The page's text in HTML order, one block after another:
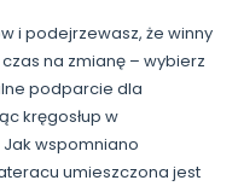
i podejrzewasz, że winny
na zmianę – wybierz
podparcie dla
kręgosłup w
Jak wspomniano
umieszczona jest